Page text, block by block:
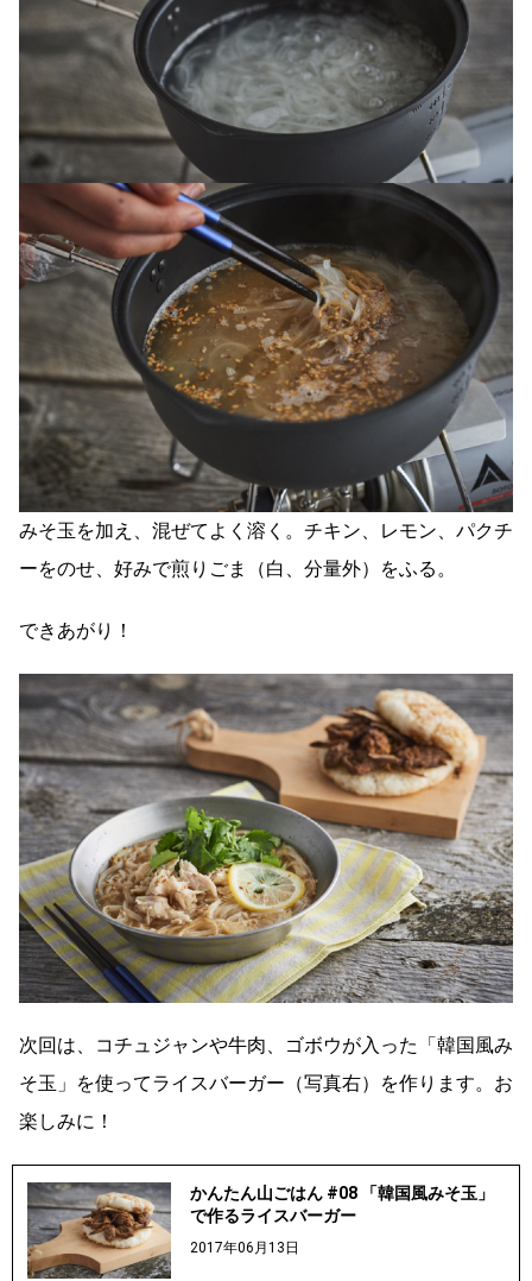
みそ玉を加え、混ぜてよく溶く。チキン、レモン、パクチ
ーをのせ、好みで煎りごま（白、分量外）をふる。
できあがり！
次回は、コチュジャンや牛肉、ゴボウが入った「韓国風み
そ玉」を使ってライスバーガー（写真右）を作ります。お
楽しみに！
かんたん山ごはん #08 「韓国風みそ玉」
で作るライスバーガー
2017年06月13日